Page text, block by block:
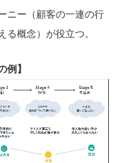
ニー（顧客の一連の行
る概念）が役立つ。
例】